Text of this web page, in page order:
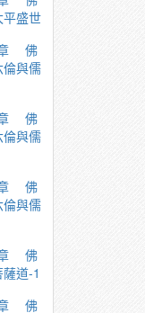
盛世
章 佛
與儒
章 佛
與儒
章 佛
與儒
章 佛
道-1
章 佛